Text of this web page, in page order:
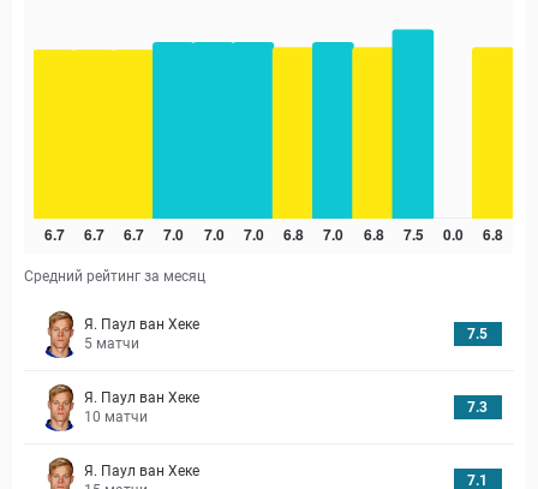
Средний рейтинг за месяц
Я. Паул ван Хеке
5 матчи
7.5
Я. Паул ван Хеке
10 матчи
7.3
Я. Паул ван Хеке
7.1